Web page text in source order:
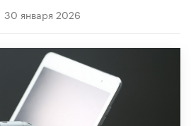
30 января 2026